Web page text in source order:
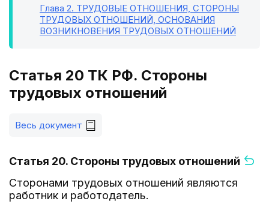
Глава 2. ТРУДОВЫЕ ОТНОШЕНИЯ, СТОРОНЫ
ТРУДОВЫХ ОТНОШЕНИЙ, ОСНОВАНИЯ
ВОЗНИКНОВЕНИЯ ТРУДОВЫХ ОТНОШЕНИЙ
Статья 20 ТК РФ. Стороны
трудовых отношений
Весь документ
Статья 20. Стороны трудовых отношений
Сторонами трудовых отношений являются
работник и работодатель.